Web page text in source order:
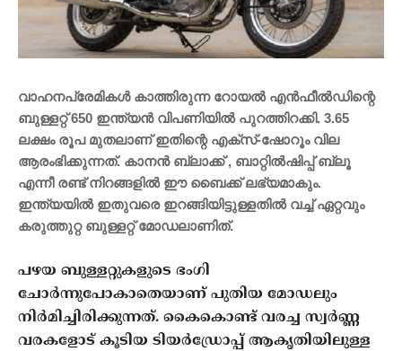
വാഹനപ്രേമികൾ കാത്തിരുന്ന റോയൽ എൻഫീൽഡിന്റെ
ബുള്ളറ്റ് 650 ഇന്ത്യൻ വിപണിയിൽ പുറത്തിറക്കി. 3.65
ലക്ഷം രൂപ മുതലാണ് ഇതിന്റെ എക്സ്-ഷോറൂം വില
ആരംഭിക്കുന്നത്. കാനൻ ബ്ലാക്ക് , ബാറ്റിൽഷിപ്പ് ബ്ലൂ
എന്നീ രണ്ട് നിറങ്ങളിൽ ഈ ബൈക്ക് ലഭ്യമാകും.
ഇന്ത്യയിൽ ഇതുവരെ ഇറങ്ങിയിട്ടുള്ളതിൽ വച്ച് ഏറ്റവും
കരുത്തുറ്റ ബുള്ളറ്റ് മോഡലാണിത്.
പഴയ ബുള്ളറ്റുകളുടെ ഭംഗി
ചോർന്നുപോകാതെയാണ് പുതിയ മോഡലും
നിർമിച്ചിരിക്കുന്നത്. കൈകൊണ്ട് വരച്ച സ്വർണ്ണ
വരകളോട് കൂടിയ ടിയർഡ്രോപ്പ് ആകൃതിയിലുള്ള